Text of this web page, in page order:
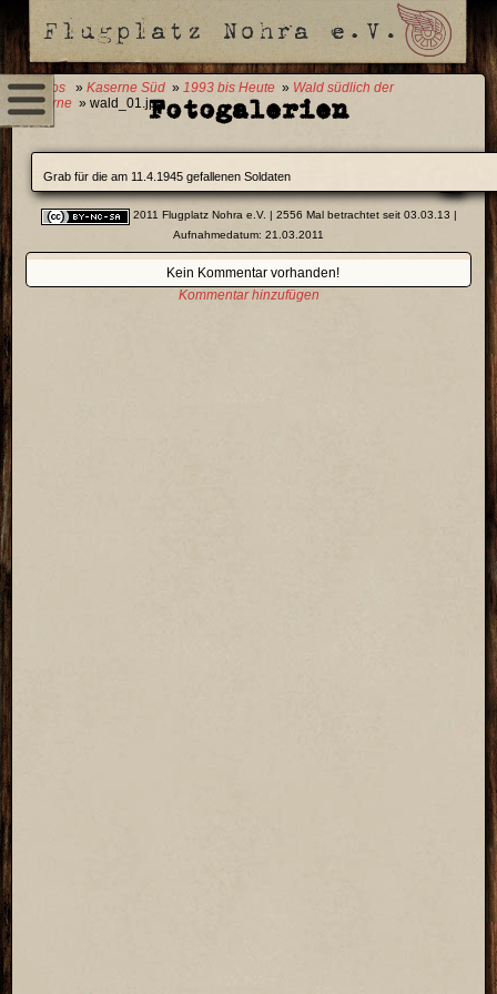
0 Fotos » Kaserne Süd » 1993 bis Heute » Wald südlich der
Kaserne » wald_01.jpgFotogalerien
Grab für die am 11.4.1945 gefallenen Soldaten
2011 Flugplatz Nohra e.V. | 2556 Mal betrachtet seit 03.03.13 |
Aufnahmedatum: 21.03.2011
Kein Kommentar vorhanden!
Kommentar hinzufügen